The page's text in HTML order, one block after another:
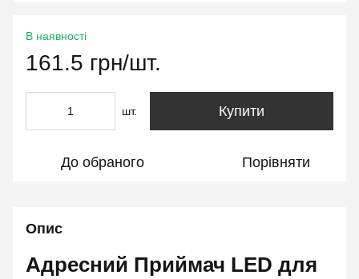
В наявності
161.5 грн/шт.
шт. Купити
До обраного Порівняти
Опис
Адресний Приймач LED для